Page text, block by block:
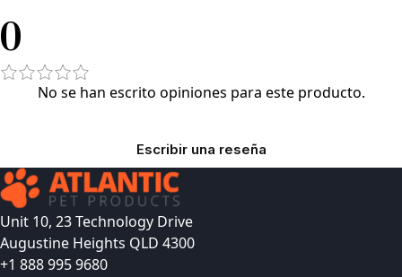
0
No se han escrito opiniones para este producto.
Escribir una reseña
Unit 10, 23 Technology Drive
Augustine Heights QLD 4300
+1 888 995 9680